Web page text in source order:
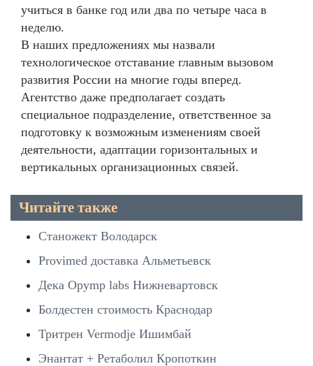
учиться в банке год или два по четыре часа в
неделю.
В наших предложениях мы назвали
технологическое отставание главным вызовом
развития России на многие годы вперед.
Агентство даже предполагает создать
специальное подразделение, ответственное за
подготовку к возможным изменениям своей
деятельности, адаптации горизонтальных и
вертикальных организационных связей.
Читайте также
Станожект Володарск
Provimed доставка Альметьевск
Дека Opymp labs Нижневартовск
Болдестен стоимость Краснодар
Тритрен Vermodje Ишимбай
Энантат + Ретаболил Кропоткин